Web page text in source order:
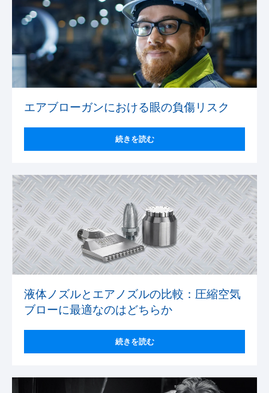
エアブローガンにおける眼の負傷リスク
続きを読む
液体ノズルとエアノズルの比較：圧縮空気
ブローに最適なのはどちらか
続きを読む